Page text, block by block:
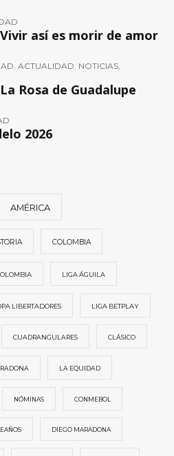
así es morir de amor
, ACTUALIDAD, NOTICIAS,
Rosa de Guadalupe
2026
AMÉRICA
COLOMBIA
LIGA ÁGUILA
LIBERTADORES LIGA BETPLAY
CUADRANGULARES CLÁSICO
LA EQUIDAD
NÓMINAS CONMEBOL
DIEGO MARADONA